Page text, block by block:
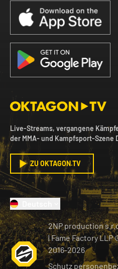
Live-Streams, vergangene
der MMA- und Kampfsport-Szene
ZU OKTAGON.TV
2NP production
| Fame Factory
2016-2026
Schutz